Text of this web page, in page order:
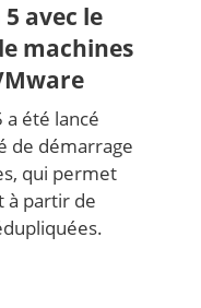
avec le
machines
a été lancé
de démarrage
qui permet
à partir de